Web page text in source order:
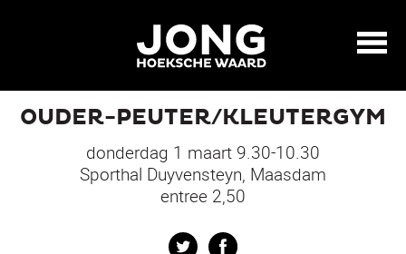
OUDER-PEUTER/KLEUTERGYM
donderdag 1 maart 9.30-10.30
Sporthal Duyvensteyn, Maasdam
entree 2,50
Twitter